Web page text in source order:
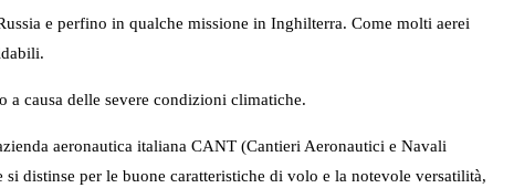
e perfino in qualche missione in Inghilterra. Come molti aerei
a causa delle severe condizioni climatiche.
aeronautica italiana CANT (Cantieri Aeronautici e Navali
si distinse per le buone caratteristiche di volo e la notevole versatilità,